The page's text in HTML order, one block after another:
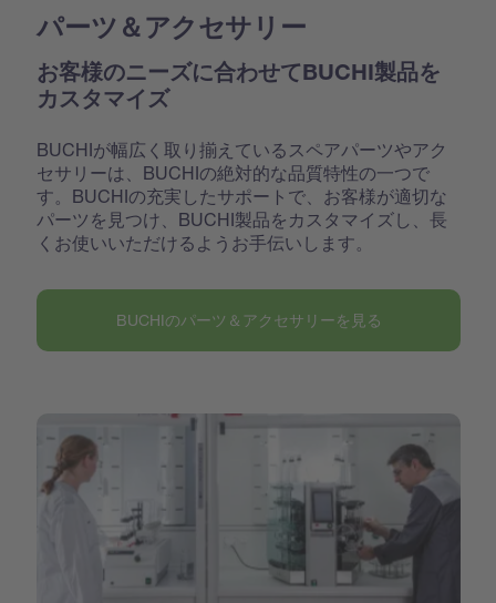
パーツ＆アクセサリー
お客様のニーズに合わせてBUCHI製品を
カスタマイズ
BUCHIが幅広く取り揃えているスペアパーツやアク
セサリーは、BUCHIの絶対的な品質特性の一つで
す。BUCHIの充実したサポートで、お客様が適切な
パーツを見つけ、BUCHI製品をカスタマイズし、長
くお使いいただけるようお手伝いします。
BUCHIのパーツ＆アクセサリーを見る